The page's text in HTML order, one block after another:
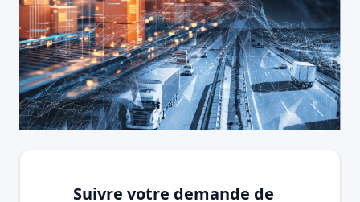
Suivre votre demande de